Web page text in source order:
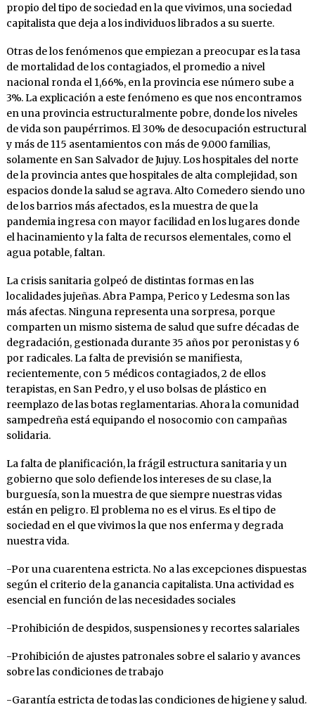
propio del tipo de sociedad en la que vivimos, una sociedad
capitalista que deja a los individuos librados a su suerte.
Otras de los fenómenos que empiezan a preocupar es la tasa
de mortalidad de los contagiados, el promedio a nivel
nacional ronda el 1,66%, en la provincia ese número sube a
3%. La explicación a este fenómeno es que nos encontramos
en una provincia estructuralmente pobre, donde los niveles
de vida son paupérrimos. El 30% de desocupación estructural
y más de 115 asentamientos con más de 9.000 familias,
solamente en San Salvador de Jujuy. Los hospitales del norte
de la provincia antes que hospitales de alta complejidad, son
espacios donde la salud se agrava. Alto Comedero siendo uno
de los barrios más afectados, es la muestra de que la
pandemia ingresa con mayor facilidad en los lugares donde
el hacinamiento y la falta de recursos elementales, como el
agua potable, faltan.
La crisis sanitaria golpeó de distintas formas en las
localidades jujeñas. Abra Pampa, Perico y Ledesma son las
más afectas. Ninguna representa una sorpresa, porque
comparten un mismo sistema de salud que sufre décadas de
degradación, gestionada durante 35 años por peronistas y 6
por radicales. La falta de previsión se manifiesta,
recientemente, con 5 médicos contagiados, 2 de ellos
terapistas, en San Pedro, y el uso bolsas de plástico en
reemplazo de las botas reglamentarias. Ahora la comunidad
sampedreña está equipando el nosocomio con campañas
solidaria.
La falta de planificación, la frágil estructura sanitaria y un
gobierno que solo defiende los intereses de su clase, la
burguesía, son la muestra de que siempre nuestras vidas
están en peligro. El problema no es el virus. Es el tipo de
sociedad en el que vivimos la que nos enferma y degrada
nuestra vida.
-Por una cuarentena estricta. No a las excepciones dispuestas
según el criterio de la ganancia capitalista. Una actividad es
esencial en función de las necesidades sociales
-Prohibición de despidos, suspensiones y recortes salariales
-Prohibición de ajustes patronales sobre el salario y avances
sobre las condiciones de trabajo
-Garantía estricta de todas las condiciones de higiene y salud.